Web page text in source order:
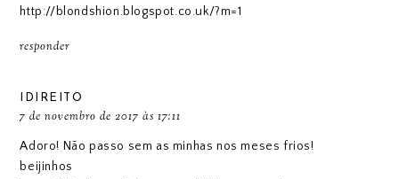
http://blondshion.blogspot.co.uk/?m=1
responder
IDIREITO
7 de novembro de 2017 às 17:11
Adoro! Não passo sem as minhas nos meses frios!
beijinhos